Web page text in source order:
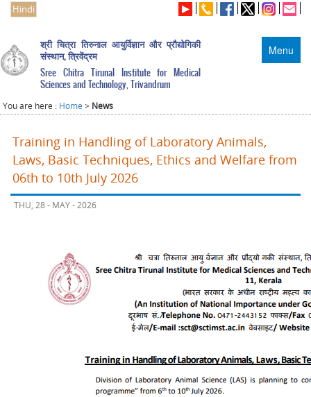
Hindi
Menu
श्री चित्रा तिरुनाल आयुर्विज्ञान और प्रौद्योगिकी
संस्थान, त्रिवेंद्रम
Sree Chitra Tirunal Institute for Medical
Sciences and Technology, Trivandrum
You are here : Home > News
Training in Handling of Laboratory Animals,
Laws, Basic Techniques, Ethics and Welfare from
06th to 10th July 2026
THU, 28 - MAY - 2026